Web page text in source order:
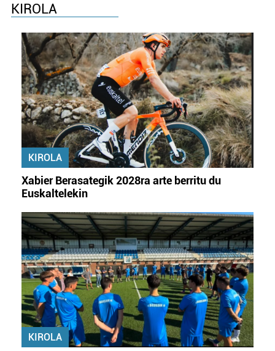
KIROLA
KIROLA
Xabier Berasategik 2028ra arte berritu du
Euskaltelekin
KIROLA